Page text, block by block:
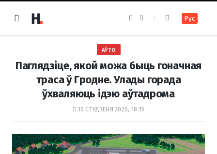
e
k
t
a
m
Рус
АЎТО
Паглядзіце, якой можа быць гоначная
траса ў Гродне. Улады горада
ўхваляюць ідэю аўтадрома
30 СТУДЗЕНЯ 2020, 18:15